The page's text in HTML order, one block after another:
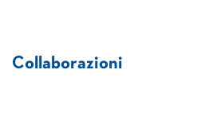
Collaborazioni